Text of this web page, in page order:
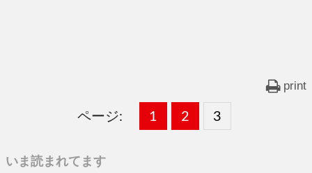
print
ページ:
固
1 ,
固
2 ,
固
3
いま読まれてます